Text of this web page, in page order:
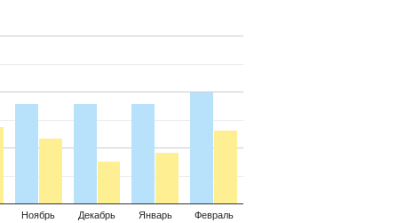
Ноябрь Декабрь Январь Февраль